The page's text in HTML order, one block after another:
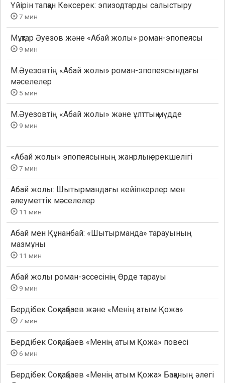
Үйірін тапқан Көксерек: эпизодтарды салыстыру
7 мин
Мұқтар Әуезов және «Абай жолы» роман-эпопеясы
9 мин
М.Әуезовтің «Абай жолы» роман-эпопеясындағы
мәселелер
5 мин
М.Әуезовтің «Абай жолы» және ұлттық мүдде
9 мин
«Абай жолы» эпопеясының жанрлық ерекшелігі
7 мин
Абай жолы: Шытырмандағы кейіпкерлер мен
әлеуметтік мәселелер
11 мин
Абай мен Құнанбай: «Шытырманда» тарауының
мазмұны
11 мин
Абай жолы роман-эссесінің Өрде тарауы
9 мин
Бердібек Соқпақбаев және «Менің атым Қожа»
7 мин
Бердібек Соқпақбаев «Менің атым Қожа» повесі
6 мин
Бердібек Соқпақбаев «Менің атым Қожа» Бақаның әлегі